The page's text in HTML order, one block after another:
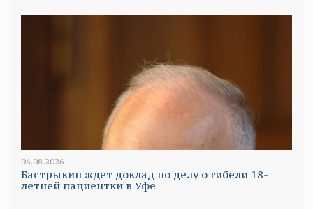
06.08.2026
Бастрыкин ждет доклад по делу о гибели 18-
летней пациентки в Уфе